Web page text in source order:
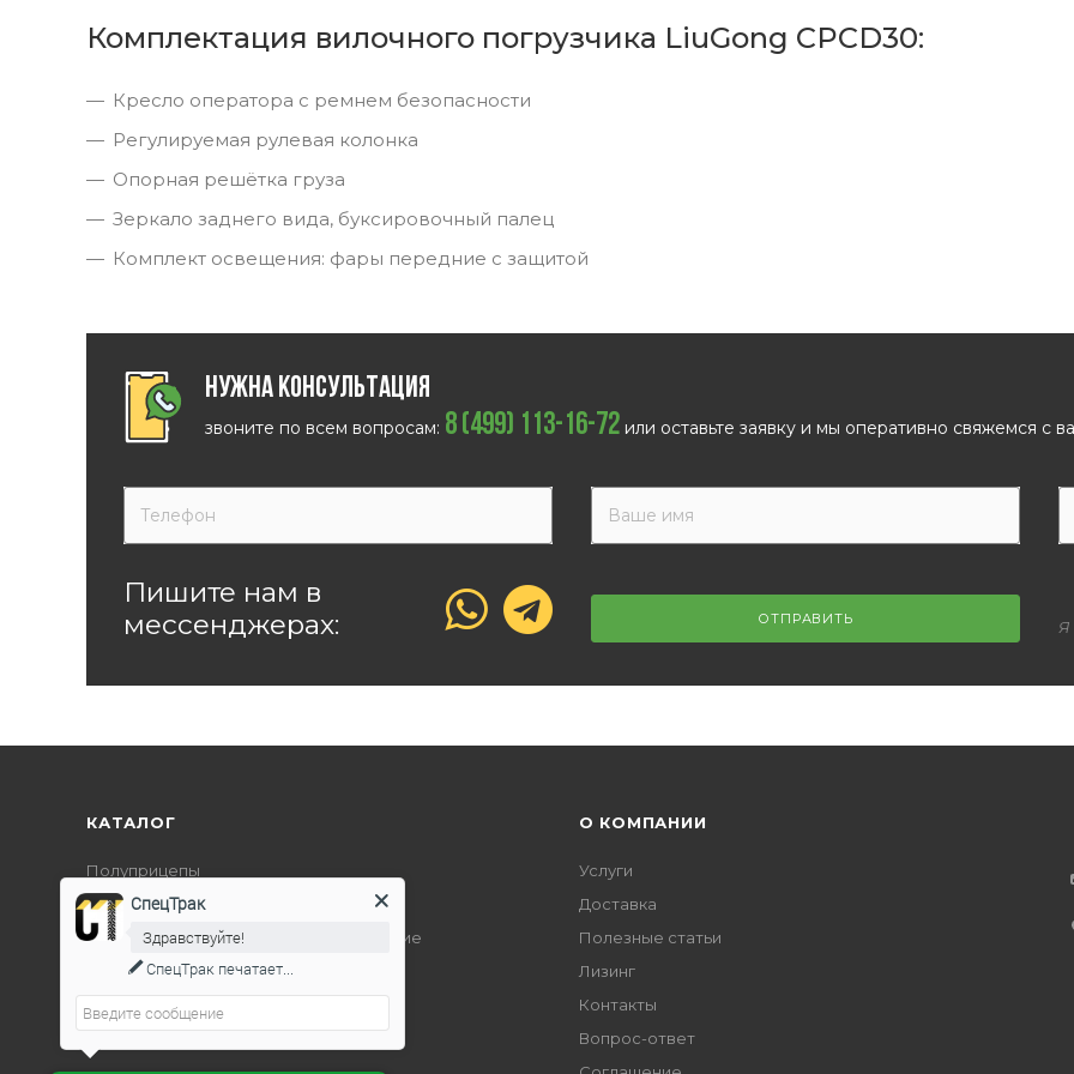
Комплектация вилочного погрузчика LiuGong CPCD30:
Кресло оператора с ремнем безопасности
Регулируемая рулевая колонка
Опорная решётка груза
Зеркало заднего вида, буксировочный палец
Комплект освещения: фары передние с защитой
Нужна консультация
звоните по всем вопросам: 8 (499) 113-16-72 или оставьте заявку и мы оперативно свяжемся с
Пишите нам в
мессенджерах:
ОТПРАВИТЬ Я
КАТАЛОГ
Полуприцепы
Дорожно-строительная техника
Подъемно-транспортное оборудование
О КОМПАНИИ
Услуги
Доставка
Полезные статьи
Лизинг
Контакты
Вопрос-ответ
СпецТрак
Здравствуйте!
СпецТрак печатает...